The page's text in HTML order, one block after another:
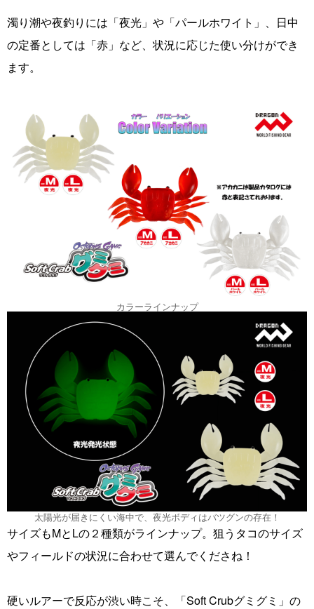
濁り潮や夜釣りには「夜光」や「パールホワイト」、日中
の定番としては「赤」など、状況に応じた使い分けができ
ます。
カラーラインナップ
太陽光が届きにくい海中で、夜光ボディはバツグンの存在！
サイズもMとLの２種類がラインナップ。狙うタコのサイズ
やフィールドの状況に合わせて選んでくださね！
硬いルアーで反応が渋い時こそ、「Soft Crubグミグミ」の